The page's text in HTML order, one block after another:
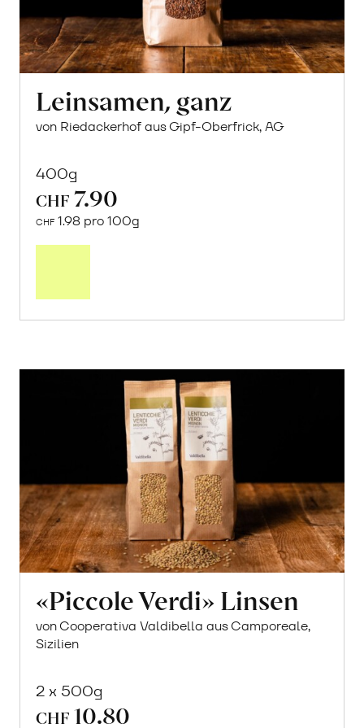
Leinsamen, ganz
von Riedackerhof aus Gipf-Oberfrick, AG
400g
CHF 7.90
CHF 1.98 pro 100g
«Piccole Verdi» Linsen
von Cooperativa Valdibella aus Camporeale,
Sizilien
2 x 500g
CHF 10.80